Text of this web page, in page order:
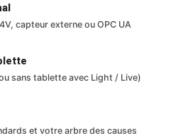
capteur externe ou OPC UA
sans tablette avec Light / Live)
et votre arbre des causes